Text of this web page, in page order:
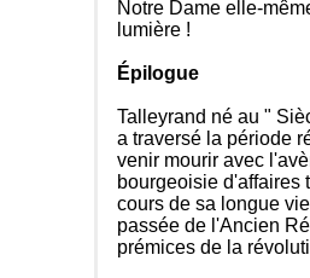
Notre Dame elle-
lumière !
Épilogue
Talleyrand né au "
a traversé la période
venir mourir avec
bourgeoisie d'affaires
cours de sa longue
passée de l'Ancien
prémices de la